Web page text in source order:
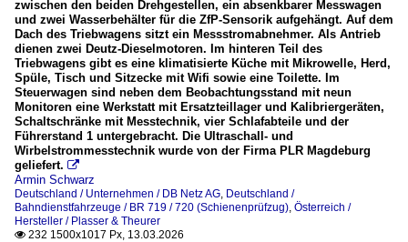
zwischen den beiden Drehgestellen, ein absenkbarer Messwagen
und zwei Wasserbehälter für die ZfP-Sensorik aufgehängt. Auf dem
Dach des Triebwagens sitzt ein Messstromabnehmer. Als Antrieb
dienen zwei Deutz-Dieselmotoren. Im hinteren Teil des
Triebwagens gibt es eine klimatisierte Küche mit Mikrowelle, Herd,
Spüle, Tisch und Sitzecke mit Wifi sowie eine Toilette. Im
Steuerwagen sind neben dem Beobachtungsstand mit neun
Monitoren eine Werkstatt mit Ersatzteillager und Kalibriergeräten,
Schaltschränke mit Messtechnik, vier Schlafabteile und der
Führerstand 1 untergebracht. Die Ultraschall- und
Wirbelstrommesstechnik wurde von der Firma PLR Magdeburg
geliefert. 
Armin Schwarz
Deutschland / Unternehmen / DB Netz AG, Deutschland /
Bahndienstfahrzeuge / BR 719 / 720 (Schienenprüfzug), Österreich /
Hersteller / Plasser & Theurer
 232 1500x1017 Px, 13.03.2026